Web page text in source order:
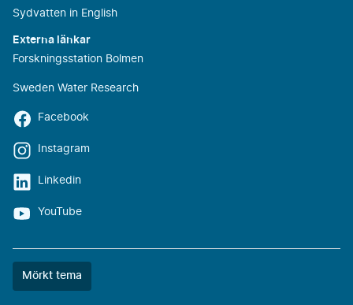
Sydvatten in English
Externa länkar
Forskningsstation Bolmen
Sweden Water Research
Facebook
Instagram
Linkedin
YouTube
Färgtemat
Mörkt tema